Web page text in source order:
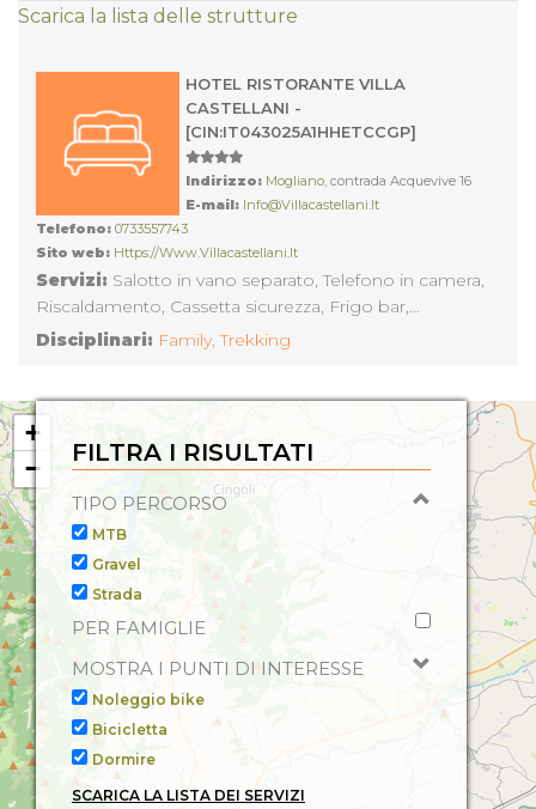
Scarica la lista delle strutture
HOTEL RISTORANTE VILLA
CASTELLANI -
[CIN:IT043025A1HHETCCGP]
Indirizzo: Mogliano, contrada Acquevive 16
E-mail: Info@villacastellani.it
Telefono: 0733557743
Sito web: Https://www.villacastellani.it
Servizi: Salotto in vano separato, Telefono in camera,
Riscaldamento, Cassetta sicurezza, Frigo bar,
Accettazione Gruppi, Bar, TV, Cucina, Baby Sitting,
Stiratura Biancheria, Mezza Pensione a Persona,
Asciugacapelli, Phon, Piscina Coperta, Servizio
Congressi, Pensione Completa a Persona, Camera con
balcone, Parco e Giardino, Aria condizionata, Propria
piscina scoperta, Ristorante, Aria condizionata in Locali
Comuni, Giochi per Bambini, Sala Lettura, Accesso ad
Internet, Atterraggio Elicotteri, Cassaforte,
Disciplinari: Family,Trekking
+
−
FILTRA I RISULTATI
TIPO PERCORSO
MTB
Gravel
Strada
PER FAMIGLIE
MOSTRA I PUNTI DI INTERESSE
Noleggio bike
Bicicletta
Dormire
SCARICA LA LISTA DEI SERVIZI